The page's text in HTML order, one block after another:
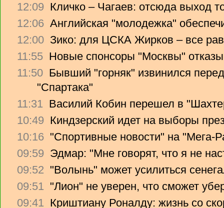
12:09 Кличко – Чагаев: отсюда выход
12:06 Английская "молодежка"
12:00 Зико: для ЦСКА Жирков – все
11:55 Новые спонсоры "Москвы"
11:50 Бывший "горняк" извинился
"Спартака"
11:31 Василий Кобин перешел в
10:49 Киндзерский идет на выборы
10:16 "Спортивные новости" на "Мега-
09:59 Эдмар: "Мне говорят, что я не
09:52 "Волынь" может усилиться
09:51 "Лион" не уверен, что сможет
09:41 Криштиану Роналду: жизнь со